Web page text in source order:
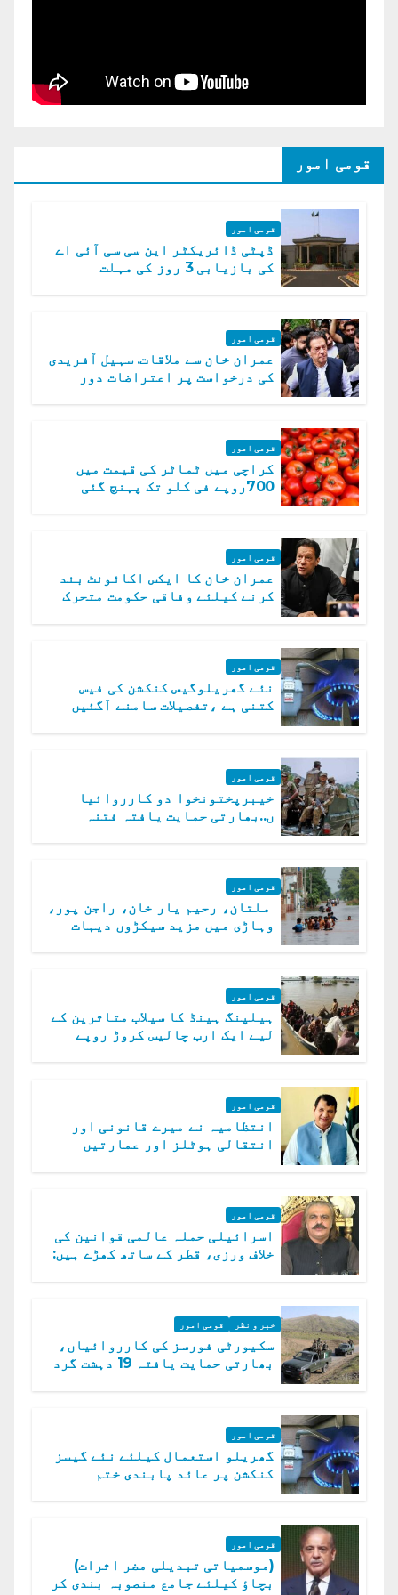
قومی امور
قومی امور
ڈپٹی ڈائریکٹر این سی سی آئی اے
کی بازیابی 3 روز کی مہلت
قومی امور
عمران خان سے ملاقات. سہیل آفریدی
کی درخواست پر اعتراضات دور
قومی امور
کراچی میں ٹماٹر کی قیمت میں
700روپے فی کلو تک پہنچ گئی
قومی امور
عمران خان کا ایکس اکائونٹ بند
کرنے کیلئے وفاقی حکومت متحرک
قومی امور
نئے گھریلوگیس کنکشن کی فیس
کتنی ہے ،تفصیلات سامنے آگئیں
قومی امور
خیبرپختونخوا دو کارروائیا
ں..بھارتی حمایت یافتہ فتنہ
الخوارج کے 31 دہشت گرد ہلاک
قومی امور
ملتان، رحیم یار خان، راجن پور،
وہاڑی میں مزید سیکڑوں دیہات
ڈوب گئے
قومی امور
ہیلپنگ ہینڈ کا سیلاب متاثرین کے
لیے ایک ارب چالیس کروڑ روپے
امداد کا اعلان
قومی امور
انتظامیہ نے میرے قانونی اور
انتقالی ہوٹلز اور عمارتیں
مسمار کر دیں، ملک صدیق
قومی امور
اسرائیلی حملہ عالمی قوانین کی
خلاف ورزی، قطر کے ساتھ کھڑے ہیں:
دفتر خارجہ
خبر و نظر قومی امور
سکیورٹی فورسز کی کارروائیاں،
بھارتی حمایت یافتہ 19 دہشت گرد
ہلاک
قومی امور
گھریلو استعمال کیلئے نئے گیسز
کنکشن پر عائد پابندی ختم
قومی امور
(موسمیاتی تبدیلی مضر اثرات)
بچاؤ کیلئے جامع منصوبہ بندی کر